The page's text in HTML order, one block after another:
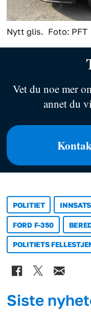
Nytt glis. Foto: PFT
Vet du noe mer
annet du
POLITIET
FORD F-350
POLITIETS
Siste